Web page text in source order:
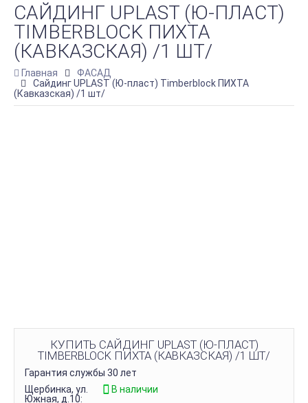
САЙДИНГ UPLAST (Ю-ПЛАСТ)
TIMBERBLOCK ПИХТА
(КАВКАЗСКАЯ) /1 ШТ/
Главная
ФАСАД
Сайдинг UPLAST (Ю-пласт) Timberblock ПИХТА
(Кавказская) /1 шт/
КУПИТЬ САЙДИНГ UPLAST (Ю-ПЛАСТ)
TIMBERBLOCK ПИХТА (КАВКАЗСКАЯ) /1 ШТ/
Гарантия службы 30 лет
Щербинка, ул.
Южная, д.10:
В наличии